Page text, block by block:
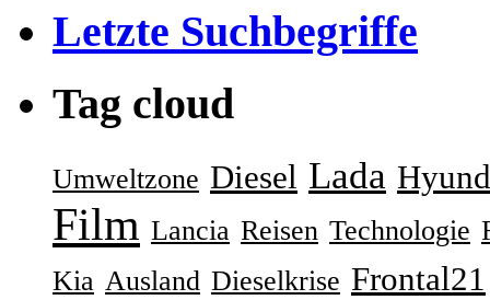
Letzte Suchbegriffe
Tag cloud
Umweltzone Diesel Lada
Film Lancia Reisen Technologie
Kia Ausland Dieselkrise Frontal21